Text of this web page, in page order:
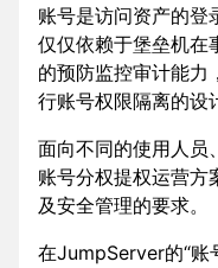
账号是访问资产的登
仅仅依赖于堡垒机在
的预防监控审计能力
行账号权限隔离的设
面向不同的使用人员
账号分权提权运营方
及安全管理的要求。
在JumpServer的“账